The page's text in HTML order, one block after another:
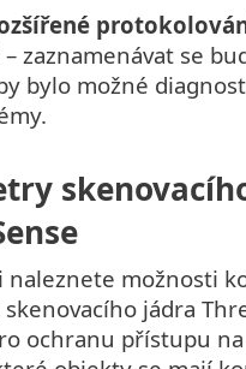
– zaznamenávat se
bylo možné
naleznete možnosti
jádra
ochranu přístupu